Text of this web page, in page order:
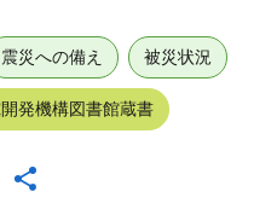
震災への備え 被災状況
発機構図書館蔵書